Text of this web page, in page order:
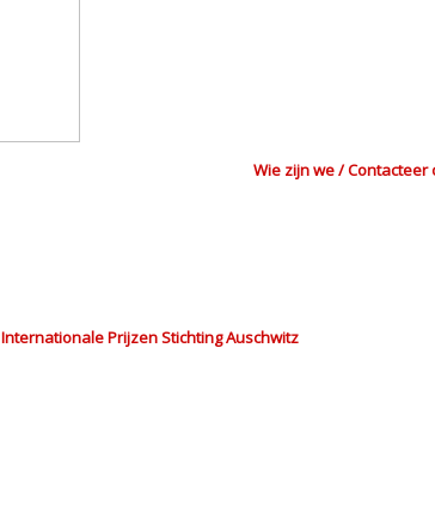
Wie zijn we / Contacteer
Internationale Prijzen Stichting Auschwitz